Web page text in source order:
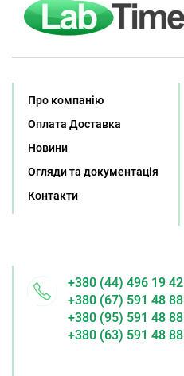
Про компанію
Оплата Доставка
Новини
Огляди та документація
Контакти
+380 (44) 496 19 42
+380 (67) 591 48 88
+380 (95) 591 48 88
+380 (63) 591 48 88